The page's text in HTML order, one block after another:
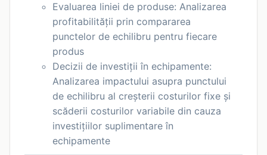
Evaluarea liniei de produse: Analizarea
profitabilității prin compararea
punctelor de echilibru pentru fiecare
produs
Decizii de investiții în echipamente:
Analizarea impactului asupra punctului
de echilibru al creșterii costurilor fixe și
scăderii costurilor variabile din cauza
investițiilor suplimentare în
echipamente